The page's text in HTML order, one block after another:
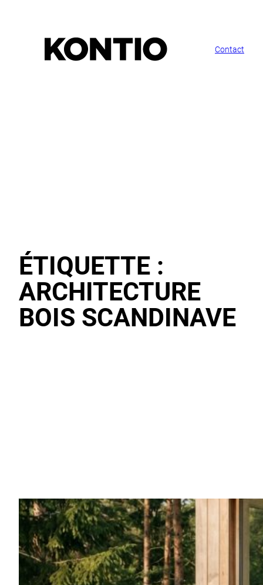
Contact
ÉTIQUETTE :
ARCHITECTURE
BOIS SCANDINAVE